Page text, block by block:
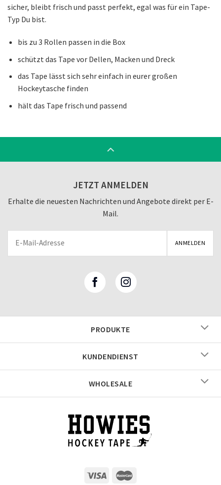
sicher, bleibt frisch und passt perfekt, egal was für ein Tape-
Typ Du bist.
bis zu 3 Rollen passen in die Box
schützt das Tape vor Dellen, Macken und Dreck
das Tape lässt sich sehr einfach in eurer großen
Hockeytasche finden
hält das Tape frisch und passend
JETZT ANMELDEN
Erhalte die neuesten Nachrichten und Angebote direkt per E-
Mail.
PRODUKTE
KUNDENDIENST
WHOLESALE